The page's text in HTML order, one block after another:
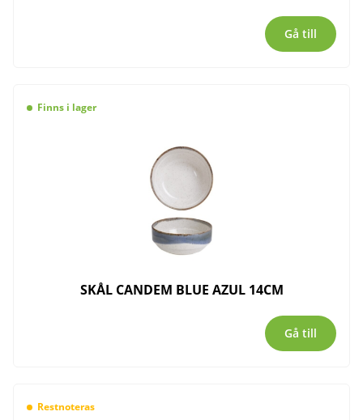
Gå till
Finns i lager
SKÅL CANDEM BLUE AZUL 14CM
Gå till
Restnoteras